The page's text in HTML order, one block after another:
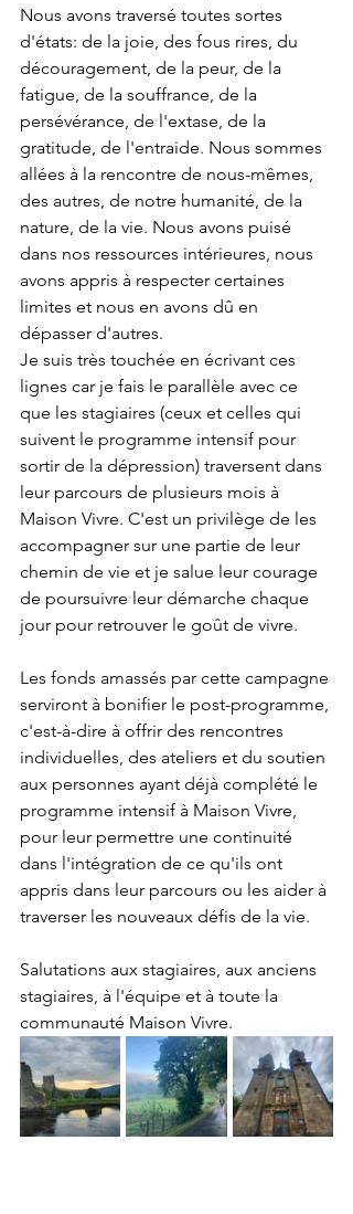
Nous avons traversé toutes sortes
d'états: de la joie, des fous rires, du
découragement, de la peur, de la
fatigue, de la souffrance, de la
persévérance, de l'extase, de la
gratitude, de l'entraide. Nous sommes
allées à la rencontre de nous-mêmes,
des autres, de notre humanité, de la
nature, de la vie. Nous avons puisé
dans nos ressources intérieures, nous
avons appris à respecter certaines
limites et nous en avons dû en
dépasser d'autres.
Je suis très touchée en écrivant ces
lignes car je fais le parallèle avec ce
que les stagiaires (ceux et celles qui
suivent le programme intensif pour
sortir de la dépression) traversent dans
leur parcours de plusieurs mois à
Maison Vivre. C'est un privilège de les
accompagner sur une partie de leur
chemin de vie et je salue leur courage
de poursuivre leur démarche chaque
jour pour retrouver le goût de vivre.
Les fonds amassés par cette campagne
serviront à bonifier le post-programme,
c'est-à-dire à offrir des rencontres
individuelles, des ateliers et du soutien
aux personnes ayant déjà complété le
programme intensif à Maison Vivre,
pour leur permettre une continuité
dans l'intégration de ce qu'ils ont
appris dans leur parcours ou les aider à
traverser les nouveaux défis de la vie.
Salutations aux stagiaires, aux anciens
stagiaires, à l'équipe et à toute la
communauté Maison Vivre.